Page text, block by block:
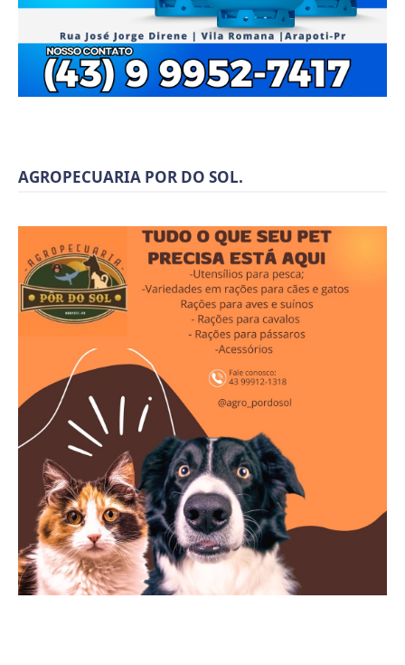
AGROPECUARIA POR DO SOL.